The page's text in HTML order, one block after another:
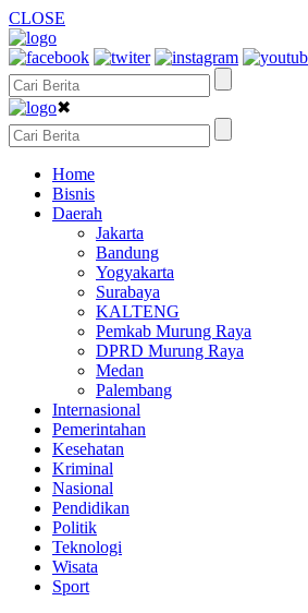
CLOSE
✖
Home
Bisnis
Daerah
Jakarta
Bandung
Yogyakarta
Surabaya
KALTENG
Pemkab Murung Raya
DPRD Murung Raya
Medan
Palembang
Internasional
Pemerintahan
Kesehatan
Kriminal
Nasional
Pendidikan
Politik
Teknologi
Wisata
Sport